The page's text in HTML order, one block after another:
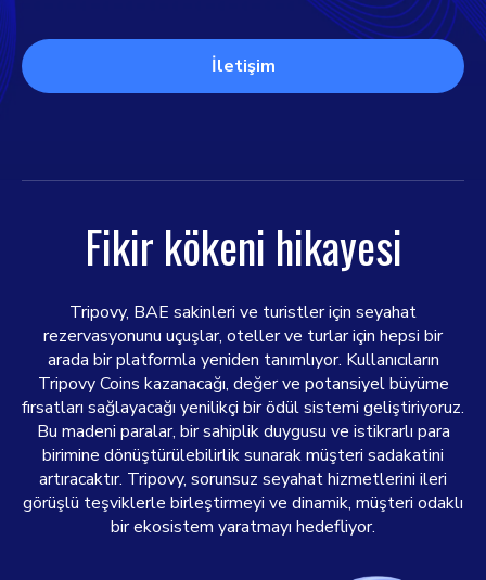
İletişim
Fikir kökeni hikayesi
Tripovy, BAE sakinleri ve turistler için seyahat
rezervasyonunu uçuşlar, oteller ve turlar için hepsi bir
arada bir platformla yeniden tanımlıyor. Kullanıcıların
Tripovy Coins kazanacağı, değer ve potansiyel büyüme
fırsatları sağlayacağı yenilikçi bir ödül sistemi geliştiriyoruz.
Bu madeni paralar, bir sahiplik duygusu ve istikrarlı para
birimine dönüştürülebilirlik sunarak müşteri sadakatini
artıracaktır. Tripovy, sorunsuz seyahat hizmetlerini ileri
görüşlü teşviklerle birleştirmeyi ve dinamik, müşteri odaklı
bir ekosistem yaratmayı hedefliyor.